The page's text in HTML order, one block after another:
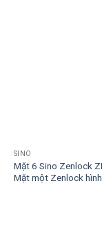
SINO
Mặt 6 Sino Zenlock
Mặt một Zenlock